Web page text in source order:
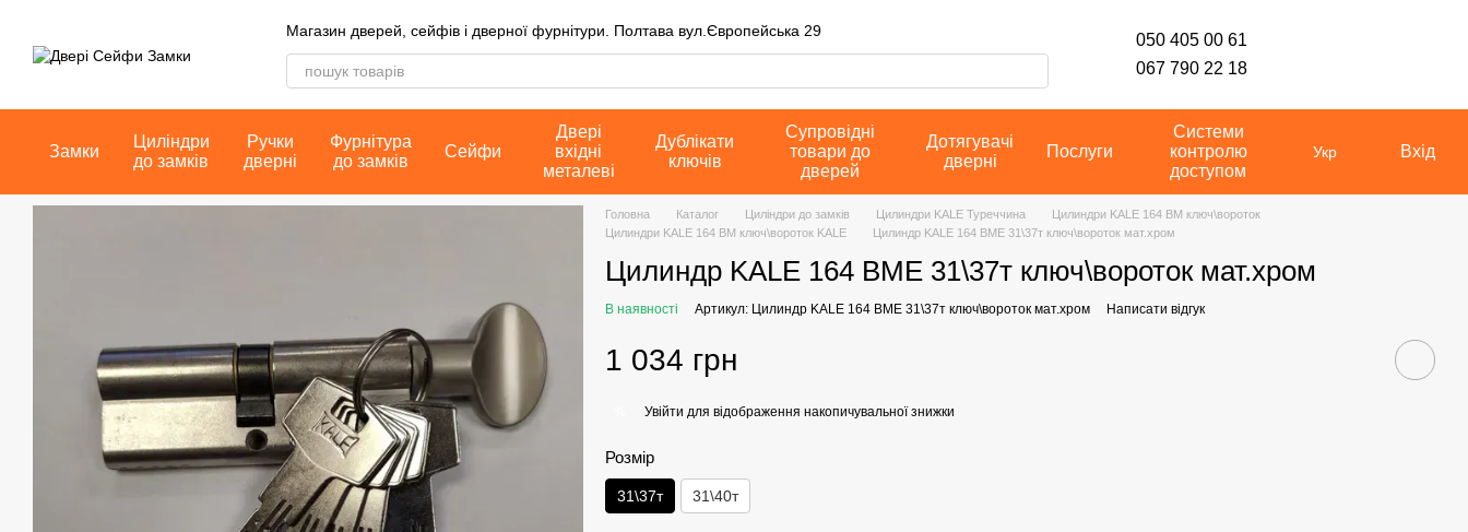
Магазин дверей, сейфів і дверної фурнітури. Полтава вул.Європейська 29
050 405 00 61
067 790 22 18
Замки
Циліндри
до замків
Ручки
дверні
Фурнітура
до замків
Сейфи
Двері
вхідні
металеві
Дублікати
ключів
Супровідні
товари до
дверей
Дотягувачі
дверні
Послуги
Системи
контролю
доступом
Укр Вхід
Головна Каталог Циліндри до замків Цилиндри KALE Туреччина
Цилиндри KALE 164 BM ключ\вороток
Цилиндри KALE 164 BM ключ\вороток KALE
Цилиндр KALE 164 BME 31\37т ключ\вороток мат.хром
Цилиндр KALE 164 BME 31\37т ключ\вороток мат.хром
В наявності Артикул: Цилиндр KALE 164 BME 31\37т ключ\вороток мат.хром Написати відгук
1 034 грн
Увійти для відображення накопичувальної знижки
Розмір
31\37т 31\40т